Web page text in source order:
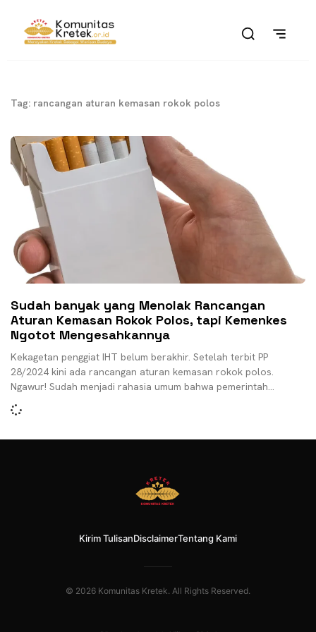
Tag: rancangan aturan kemasan rokok polos
Sudah banyak yang Menolak Rancangan
Aturan Kemasan Rokok Polos, tapi Kemenkes
Ngotot Mengesahkannya
Kekagetan penggiat IHT belum berakhir. Setelah terbit PP
28/2024 kini ada rancangan aturan kemasan rokok polos.
Ngawur! Sudah menjadi rahasia umum bahwa pemerintah
Indonesia dalam
Kirim TulisanDisclaimerTentang Kami
© 2026 Komunitas Kretek. All Rights Reserved.